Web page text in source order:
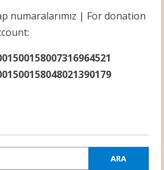
numaralarımız | For donation
ARA